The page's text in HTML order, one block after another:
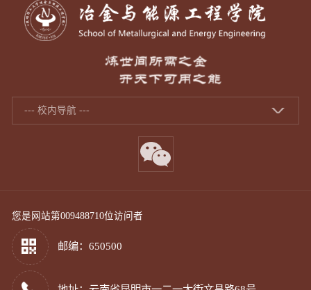
--- 校内导航 ---
您是网站第009488710位访问者
邮编：650500